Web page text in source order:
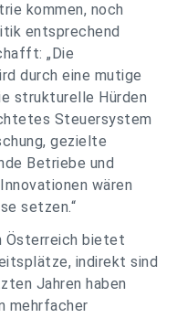
kommen, noch
entsprechend
„Die
durch eine mutige
strukturelle Hürden
Steuersystem
gezielte
Betriebe und
wären
setzen.“
Österreich bietet
indirekt sind
Jahren haben
mehrfacher